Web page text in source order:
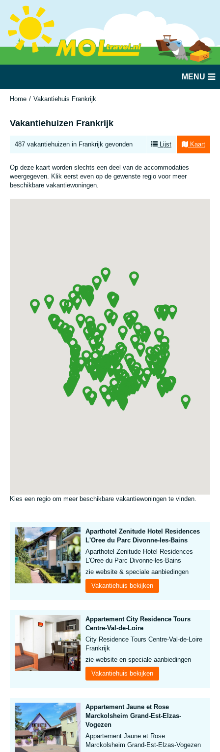
MENU
Home Vakantiehuis Frankrijk
Vakantiehuizen Frankrijk
487 vakantiehuizen in Frankrijk gevonden Lijst Kaart
Op deze kaart worden slechts een deel van de accommodaties
weergegeven. Klik eerst even op de gewenste regio voor meer
beschikbare vakantiewoningen.
Kies een regio om meer beschikbare vakantiewoningen te vinden.
Aparthotel Zenitude Hotel Residences
L'Oree du Parc Divonne-les-Bains
Aparthotel Zenitude Hotel Residences
L'Oree du Parc Divonne-les-Bains
zie website & speciale aanbiedingen
Vakantiehuis bekijken
Appartement City Residence Tours
Centre-Val-de-Loire
City Residence Tours Centre-Val-de-Loire
Frankrijk
zie website en speciale aanbiedingen
Vakantiehuis bekijken
Appartement Jaune et Rose
Marckolsheim Grand-Est-Elzas-
Vogezen
Appartement Jaune et Rose
Marckolsheim Grand-Est-Elzas-Vogezen